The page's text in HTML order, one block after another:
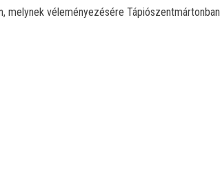
melynek véleményezésére Tápiószentmártonban